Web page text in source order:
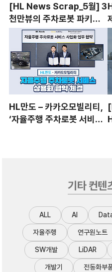
[HL News Scrap_5월] 3
천만뷰의 주차로봇 파키
(Parkie), 공간을 재정의하
HL만도 – 카카오모빌리티,
‘자율주행 주차로봇 서비스’
기타 컨텐
ALL AI
자율주행 연구원노트
SW개발 LiDAR
개발기 전동화부